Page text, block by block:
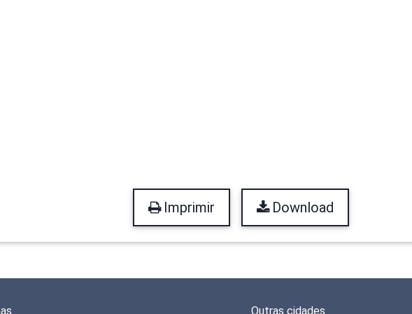
Imprimir Download
Outras cidades